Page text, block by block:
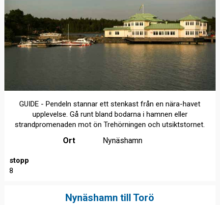
GUIDE - Pendeln stannar ett stenkast från en nära-havet
upplevelse. Gå runt bland bodarna i hamnen eller
strandpromenaden mot ön Trehörningen och utsiktstornet.
Ort Nynäshamn
stopp
8
Nynäshamn till Torö